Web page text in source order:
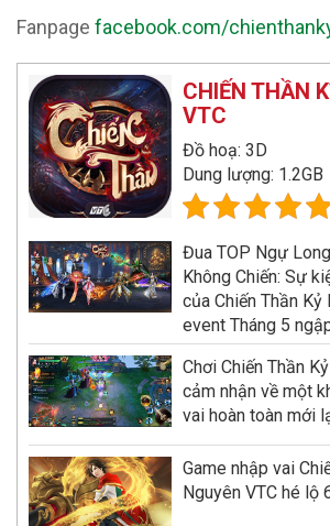
Fanpage facebook.com/
CHIẾN THẦN
VTC
Đồ hoạ: 3D
Dung lượng: 1.2GB
Đua TOP Ngự
Không Chiến: Sự
của Chiến Thần
event Tháng 5
Chơi Chiến Thần
cảm nhận về một
vai hoàn toàn mới
Game nhập vai
Nguyên VTC hé lộ